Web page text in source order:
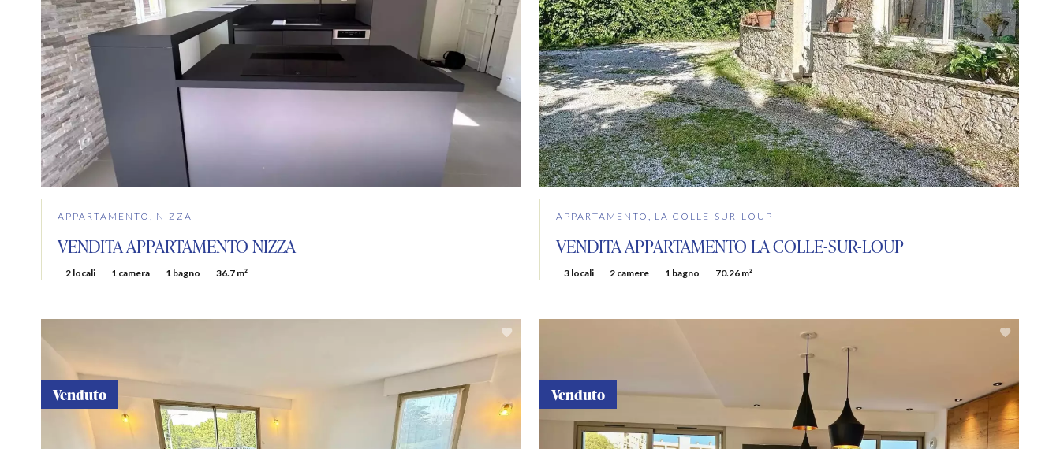
APPARTAMENTO, NIZZA
VENDITA APPARTAMENTO NIZZA
2 locali 1 camera 1 bagno 36.7 m²
APPARTAMENTO, LA COLLE-SUR-LOUP
VENDITA APPARTAMENTO LA COLLE-SUR-LOUP
3 locali 2 camere 1 bagno 70.26 m²
Venduto Venduto